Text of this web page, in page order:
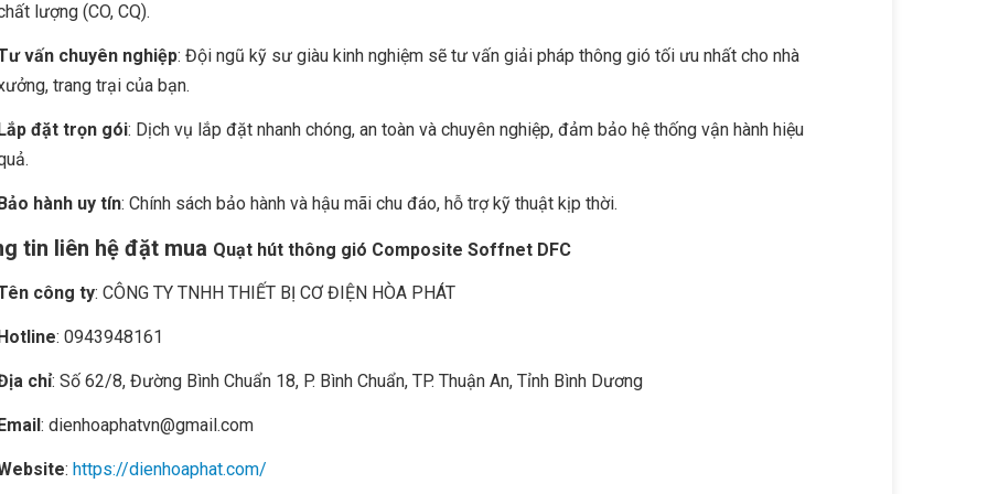
lượng (CO, CQ).
vấn chuyên nghiệp: Đội ngũ kỹ sư giàu kinh nghiệm sẽ tư vấn giải pháp thông gió tối ưu nhất cho nhà
trang trại của bạn.
đặt trọn gói: Dịch vụ lắp đặt nhanh chóng, an toàn và chuyên nghiệp, đảm bảo hệ thống vận hành hiệu
hành uy tín: Chính sách bảo hành và hậu mãi chu đáo, hỗ trợ kỹ thuật kịp thời.
tin liên hệ đặt mua Quạt hút thông gió Composite Soffnet DFC
công ty: CÔNG TY TNHH THIẾT BỊ CƠ ĐIỆN HÒA PHÁT
: 0943948161
chỉ: Số 62/8, Đường Bình Chuẩn 18, P. Bình Chuẩn, TP. Thuận An, Tỉnh Bình Dương
: dienhoaphatvn@gmail.com
: https://dienhoaphat.com/